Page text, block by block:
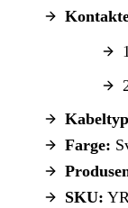
Farge:
SKU: